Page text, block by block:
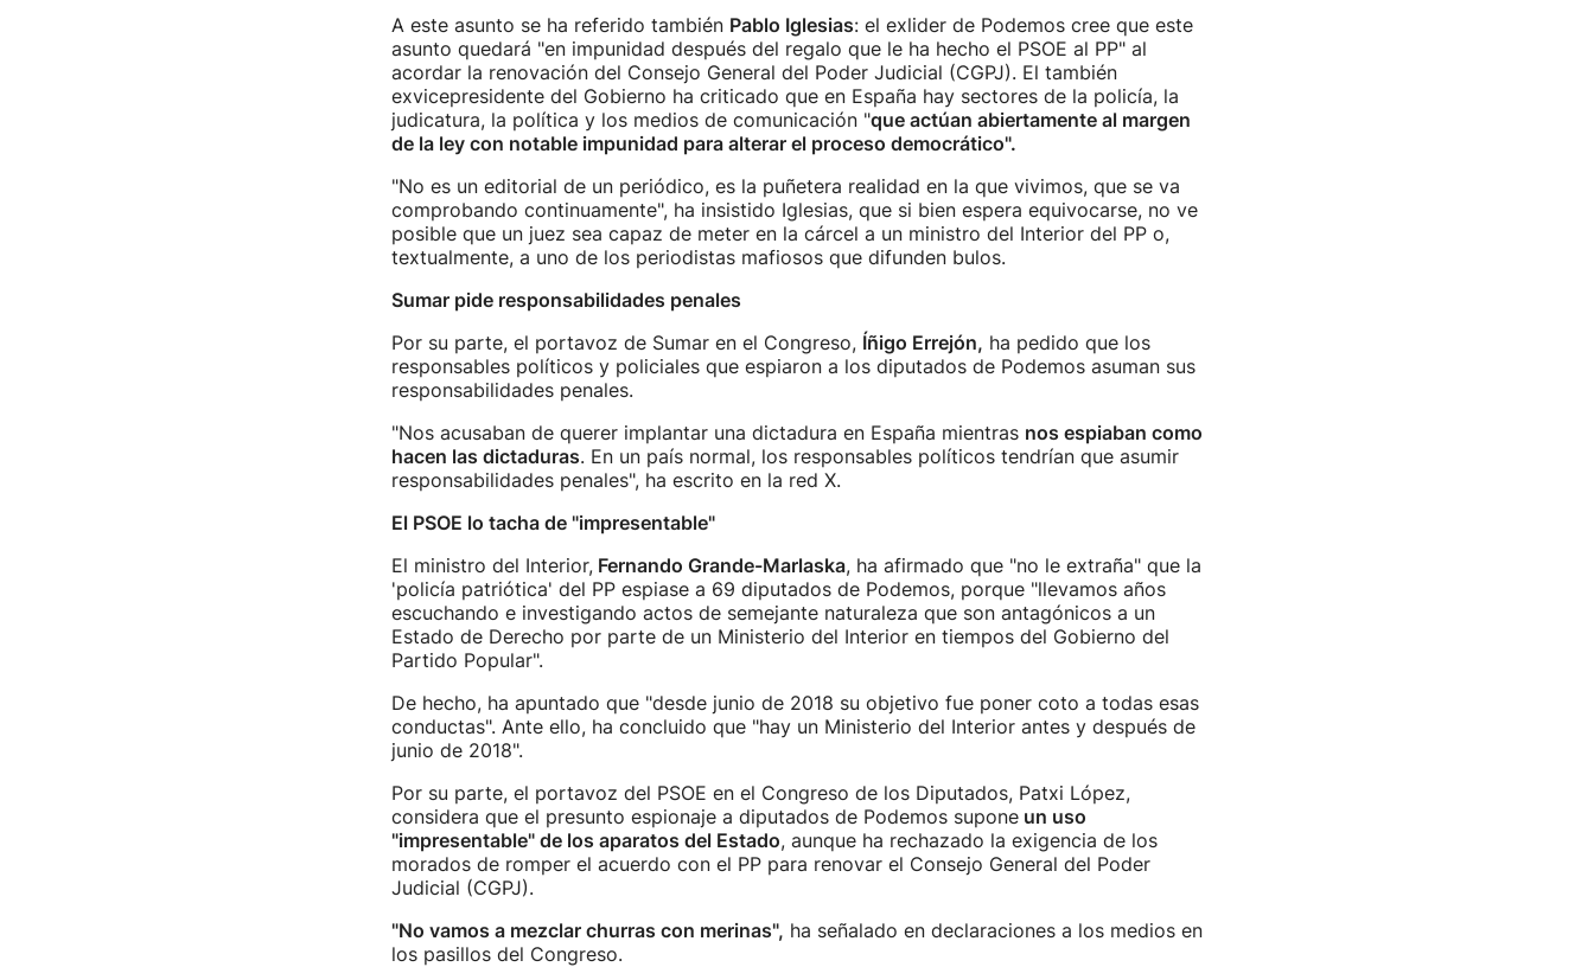
A este asunto se ha referido también Pablo Iglesias: el exlider de Podemos cree que este
asunto quedará "en impunidad después del regalo que le ha hecho el PSOE al PP" al
acordar la renovación del Consejo General del Poder Judicial (CGPJ). El también
exvicepresidente del Gobierno ha criticado que en España hay sectores de la policía, la
judicatura, la política y los medios de comunicación "que actúan abiertamente al margen
de la ley con notable impunidad para alterar el proceso democrático".
"No es un editorial de un periódico, es la puñetera realidad en la que vivimos, que se va
comprobando continuamente", ha insistido Iglesias, que si bien espera equivocarse, no ve
posible que un juez sea capaz de meter en la cárcel a un ministro del Interior del PP o,
textualmente, a uno de los periodistas mafiosos que difunden bulos.
Sumar pide responsabilidades penales
Por su parte, el portavoz de Sumar en el Congreso, Íñigo Errejón, ha pedido que los
responsables políticos y policiales que espiaron a los diputados de Podemos asuman sus
responsabilidades penales.
"Nos acusaban de querer implantar una dictadura en España mientras nos espiaban como
hacen las dictaduras. En un país normal, los responsables políticos tendrían que asumir
responsabilidades penales", ha escrito en la red X.
El PSOE lo tacha de "impresentable"
El ministro del Interior,Fernando Grande-Marlaska, ha afirmado que "no le extraña" que la
'policía patriótica' del PP espiase a 69 diputados de Podemos, porque "llevamos años
escuchando e investigando actos de semejante naturaleza que son antagónicos a un
Estado de Derecho por parte de un Ministerio del Interior en tiempos del Gobierno del
Partido Popular".
De hecho, ha apuntado que "desde junio de 2018 su objetivo fue poner coto a todas esas
conductas". Ante ello, ha concluido que "hay un Ministerio del Interior antes y después de
junio de 2018".
Por su parte, el portavoz del PSOE en el Congreso de los Diputados, Patxi López,
considera que el presunto espionaje a diputados de Podemos suponeun uso
"impresentable" de los aparatos del Estado, aunque ha rechazado la exigencia de los
morados de romper el acuerdo con el PP para renovar el Consejo General del Poder
Judicial (CGPJ).
"No vamos a mezclar churras con merinas", ha señalado en declaraciones a los medios en
los pasillos del Congreso.